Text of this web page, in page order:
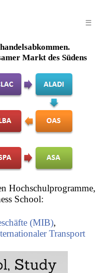
☰
Markt des Südens
Hochschulprogramme,
School:
(MIB),
Transport